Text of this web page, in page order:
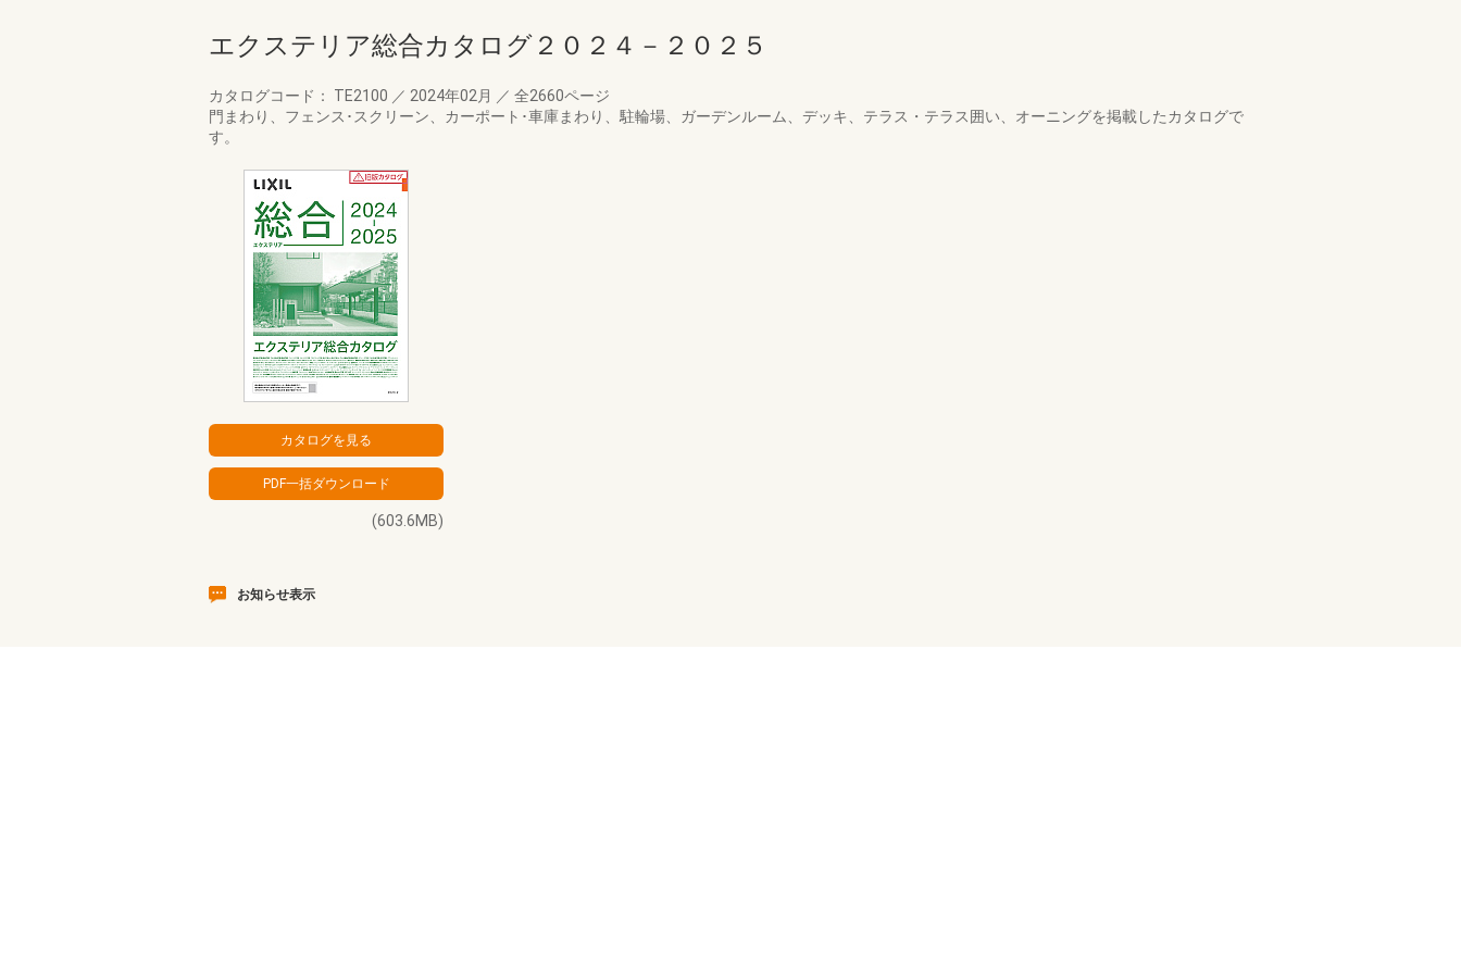
エクステリア総合カタログ２０２４－２０２５
カタログコード： TE2100 ／ 2024年02月 ／ 全2660ページ
門まわり、フェンス･スクリーン、カーポート･車庫まわり、駐輪場、ガーデンルーム、デッキ、テラス・テラス囲い、オーニングを掲載したカタログで
す。
(603.6MB)
お知らせ表示